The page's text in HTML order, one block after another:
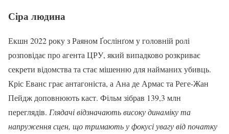
Сіра людина
Екшн 2022 року з Раяном Ґослінґом у головній ролі
розповідає про агента ЦРУ, який випадково розкриває
секрети відомства та стає мішенню для найманих убивць.
Кріс Еванс грає антагоніста, а Ана де Армас та Реге-Жан
Пейдж доповнюють каст. Фільм зібрав 139,3 млн
переглядів. Глядачі відзначають високу динаміку та
напруження сцен, що тримають у фокусі увагу від початку